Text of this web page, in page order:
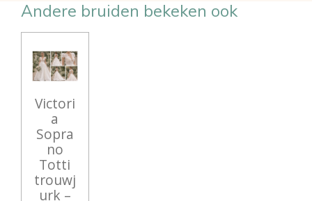
Andere bruiden bekeken ook
Victori
a
Sopra
no
Totti
trouwj
urk –